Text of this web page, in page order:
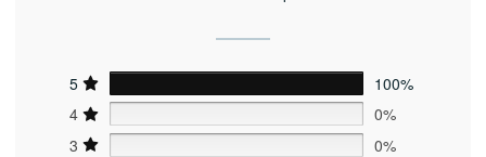
5
100%
4
0%
3
0%